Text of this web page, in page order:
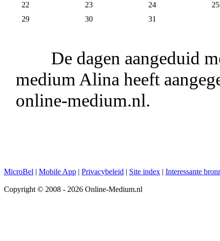
22
23 24
25
29
30 31
De dagen aangeduid
medium Alina heeft
online-medium.nl.
MicroBel | Mobile App | Privacybeleid | Site index | Interessante
Copyright © 2008 - 2026 Online-Medium.nl